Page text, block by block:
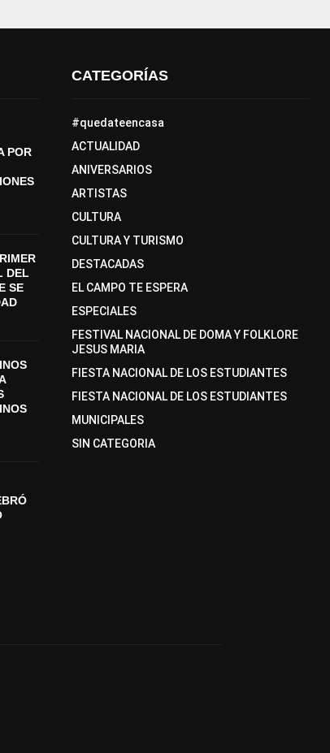
POR
DEL
SE
CATEGORÍAS
#quedateencasa
ACTUALIDAD
ANIVERSARIOS
ARTISTAS
CULTURA
CULTURA Y TURISMO
DESTACADAS
EL CAMPO TE ESPERA
ESPECIALES
FESTIVAL NACIONAL DE DOMA Y FOLKLORE
JESUS MARIA
FIESTA NACIONAL DE LOS ESTUDIANTES
FIESTA NACIONAL DE LOS ESTUDIANTES
MUNICIPALES
SIN CATEGORIA